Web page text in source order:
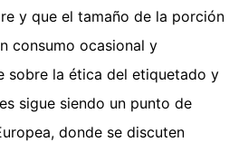
y que el tamaño de la porción
consumo ocasional y
sobre la ética del etiquetado y
sigue siendo un punto de
donde se discuten